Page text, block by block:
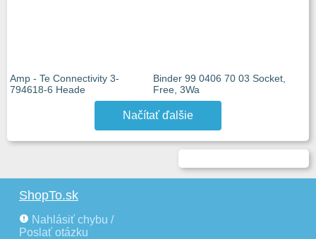
Amp - Te Connectivity 3-
794618-6 Heade
Binder 99 0406 70 03 Socket,
Free, 3Wa
Načítať ďalšie
ShopTo.sk
Nahlásiť chybu /
Poslať otázku